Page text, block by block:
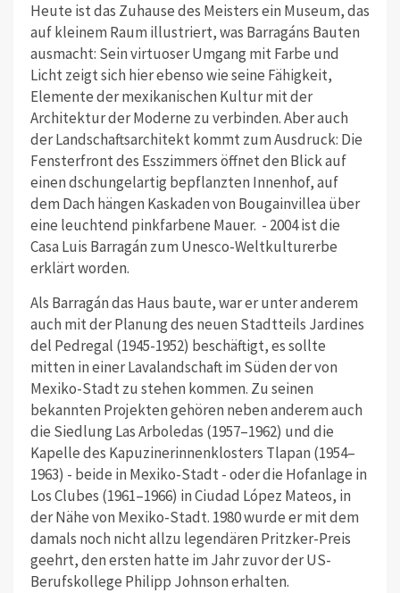
Heute ist das Zuhause des Meisters ein Museum, das
auf kleinem Raum illustriert, was Barragáns Bauten
ausmacht: Sein virtuoser Umgang mit Farbe und
Licht zeigt sich hier ebenso wie seine Fähigkeit,
Elemente der mexikanischen Kultur mit der
Architektur der Moderne zu verbinden. Aber auch
der Landschaftsarchitekt kommt zum Ausdruck: Die
Fensterfront des Esszimmers öffnet den Blick auf
einen dschungelartig bepflanzten Innenhof, auf
dem Dach hängen Kaskaden von Bougainvillea über
eine leuchtend pinkfarbene Mauer. - 2004 ist die
Casa Luis Barragán zum Unesco-Weltkulturerbe
erklärt worden.
Als Barragán das Haus baute, war er unter anderem
auch mit der Planung des neuen Stadtteils Jardines
del Pedregal (1945-1952) beschäftigt, es sollte
mitten in einer Lavalandschaft im Süden der von
Mexiko-Stadt zu stehen kommen. Zu seinen
bekannten Projekten gehören neben anderem auch
die Siedlung Las Arboledas (1957–1962) und die
Kapelle des Kapuzinerinnenklosters Tlapan (1954–
1963) - beide in Mexiko-Stadt - oder die Hofanlage in
Los Clubes (1961–1966) in Ciudad López Mateos, in
der Nähe von Mexiko-Stadt. 1980 wurde er mit dem
damals noch nicht allzu legendären Pritzker-Preis
geehrt, den ersten hatte im Jahr zuvor der US-
Berufskollege Philipp Johnson erhalten.